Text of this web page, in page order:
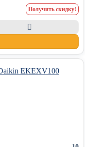
Получить скидку!